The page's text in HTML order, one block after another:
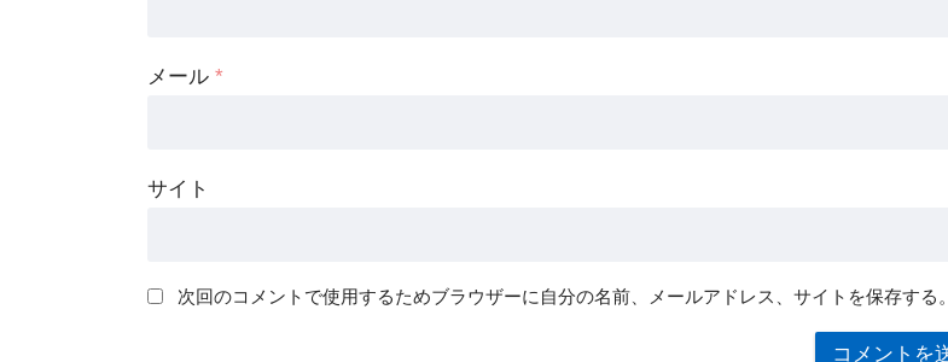
メール *
サイト
次回のコメントで使用するためブラウザーに自分の名前、メールアドレス、サイトを保存する。